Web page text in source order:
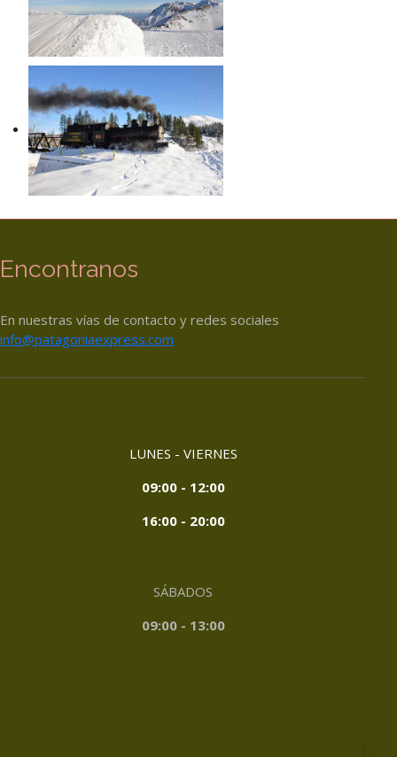
Encontranos
En nuestras vías de contacto y redes sociales
info@patagoniaexpress.com
LUNES - VIERNES
09:00 - 12:00
16:00 - 20:00
SÁBADOS
09:00 - 13:00